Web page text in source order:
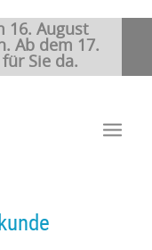
16. August
Ab dem 17.
Sie da.